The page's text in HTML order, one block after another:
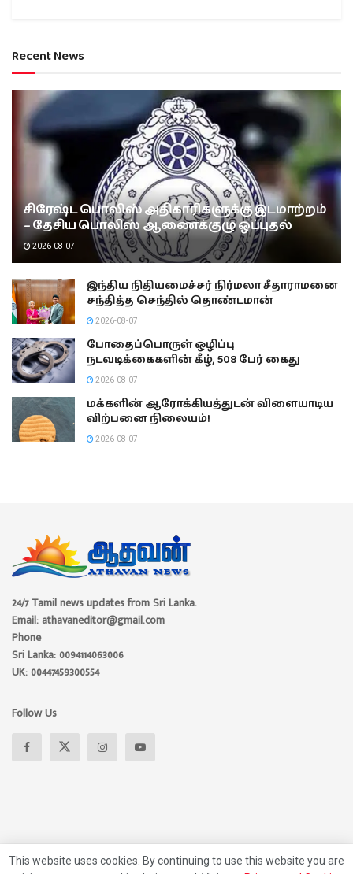
Recent News
சிரேஷ்ட பொலிஸ் அதிகாரிகளுக்கு இடமாற்றம்
– தேசிய பொலிஸ் ஆணைக்குழு ஒப்புதல்
2026-08-07
இந்திய நிதியமைச்சர் நிர்மலா சீதாராமனை
சந்தித்த செந்தில் தொண்டமான்
2026-08-07
போதைப்பொருள் ஒழிப்பு
நடவடிக்கைகளின் கீழ், 508 பேர் கைது
2026-08-07
மக்களின் ஆரோக்கியத்துடன் விளையாடிய
விற்பனை நிலையம்!
2026-08-07
24/7 Tamil news updates from Sri Lanka.
Email: athavaneditor@gmail.com
Phone
Sri Lanka: 0094114063006
UK: 00447459300554
Follow Us
This website uses cookies. By continuing to use this website you are